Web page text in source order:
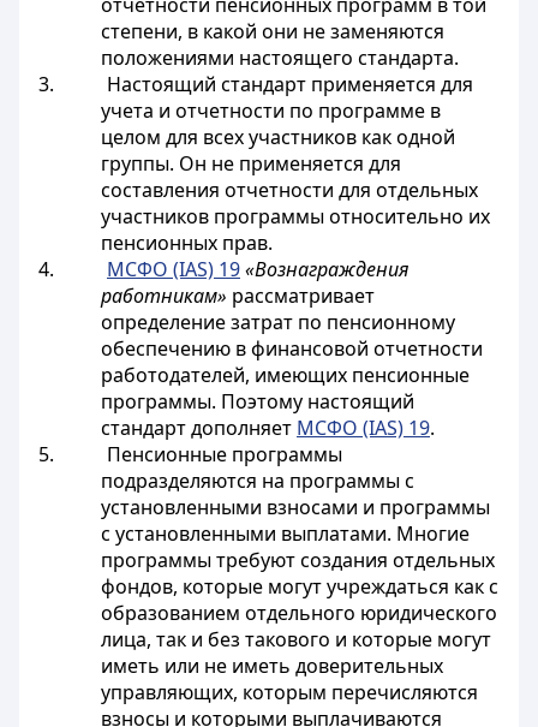
степени, в какой они не заменяются
положениями настоящего стандарта.
3. Настоящий стандарт применяется для
учета и отчетности по программе в
целом для всех участников как одной
группы. Он не применяется для
составления отчетности для отдельных
участников программы относительно их
пенсионных прав.
4. МСФО (IAS) 19«Вознаграждения
работникам» рассматривает
определение затрат по пенсионному
обеспечению в финансовой отчетности
работодателей, имеющих пенсионные
программы. Поэтому настоящий
стандарт дополняет МСФО (IAS) 19.
5. Пенсионные программы
подразделяются на программы с
установленными взносами и программы
с установленными выплатами. Многие
программы требуют создания отдельных
фондов, которые могут учреждаться как с
образованием отдельного юридического
лица, так и без такового и которые могут
иметь или не иметь доверительных
управляющих, которым перечисляются
взносы и которыми выплачиваются